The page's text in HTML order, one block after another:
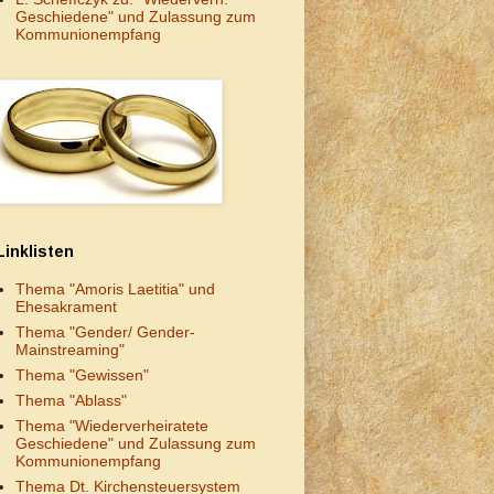
Geschiedene" und Zulassung zum
Kommunionempfang
Thema "Amoris Laetitia" und
Ehesakrament
Thema "Gender/ Gender-
Mainstreaming"
Thema "Gewissen"
Thema "Ablass"
Thema "Wiederverheiratete
Geschiedene" und Zulassung zum
Kommunionempfang
Thema Dt. Kirchensteuersystem